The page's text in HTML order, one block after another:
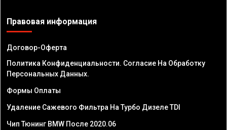
Правовая информация
Договор-Оферта
Политика Конфиденциальности. Согласие На Обработку
Персональных Данных.
Формы Оплаты
Удаление Сажевого Фильтра На Турбо Дизеле TDI
Чип Тюнинг BMW После 2020.06